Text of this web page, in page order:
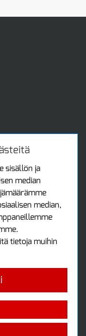
sisällön ja
median
median,
tietoja muihin